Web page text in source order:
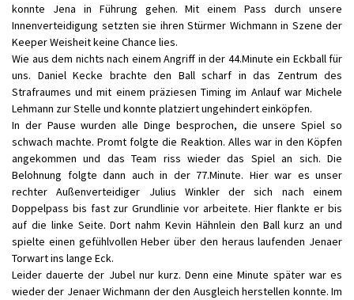
konnte Jena in Führung gehen. Mit einem Pass durch unsere
Innenverteidigung setzten sie ihren Stürmer Wichmann in Szene der
Keeper Weisheit keine Chance lies.
Wie aus dem nichts nach einem Angriff in der 44.Minute ein Eckball für
uns. Daniel Kecke brachte den Ball scharf in das Zentrum des
Strafraumes und mit einem präziesen Timing im Anlauf war Michele
Lehmann zur Stelle und konnte platziert ungehindert einköpfen.
In der Pause wurden alle Dinge besprochen, die unsere Spiel so
schwach machte. Promt folgte die Reaktion. Alles war in den Köpfen
angekommen und das Team riss wieder das Spiel an sich. Die
Belohnung folgte dann auch in der 77.Minute. Hier war es unser
rechter Außenverteidiger Julius Winkler der sich nach einem
Doppelpass bis fast zur Grundlinie vor arbeitete. Hier flankte er bis
auf die linke Seite. Dort nahm Kevin Hähnlein den Ball kurz an und
spielte einen gefühlvollen Heber über den heraus laufenden Jenaer
Torwart ins lange Eck.
Leider dauerte der Jubel nur kurz. Denn eine Minute später war es
wieder der Jenaer Wichmann der den Ausgleich herstellen konnte. Im